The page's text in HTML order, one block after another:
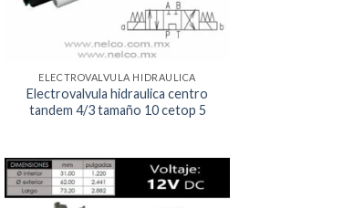
ELECTROVALVULA HIDRAULICA
Electrovalvula hidraulica centro
tandem 4/3 tamaño 10 cetop 5